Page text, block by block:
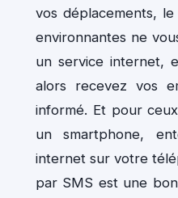
vos déplacements,
environnantes ne
un service internet,
alors recevez vos
informé. Et pour
un smartphone,
internet sur votre
par SMS est une